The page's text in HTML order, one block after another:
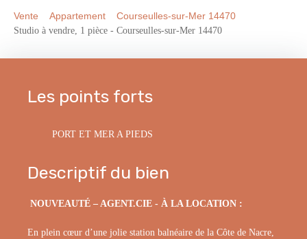
Vente Appartement
Courseulles-sur-Mer 14470
Studio à vendre, 1 pièce - Courseulles-sur-Mer 14470
Les points forts
PORT ET MER A PIEDS
Descriptif du bien
NOUVEAUTÉ – AGENT.CIE - À LA LOCATION :
En plein cœur d’une jolie station balnéaire de la Côte de Nacre,